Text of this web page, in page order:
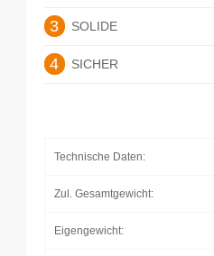
3 SOLIDE
4 SICHER
Technische Daten:
Zul. Gesamtgewicht:
Eigengewicht: